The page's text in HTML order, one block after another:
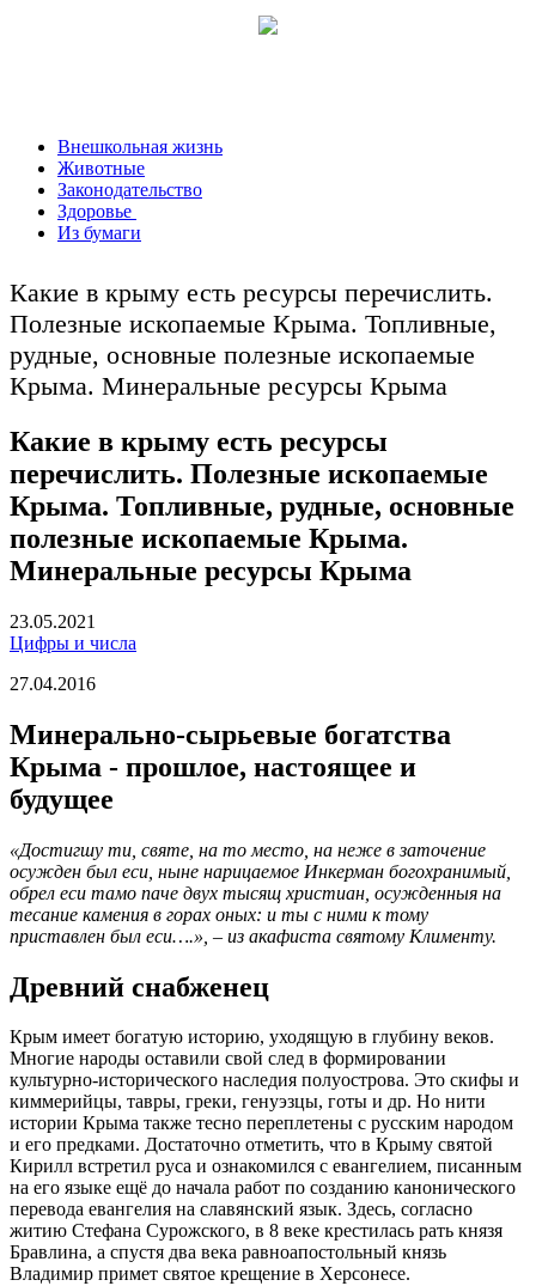
Внешкольная жизнь
Животные
Законодательство
Здоровье
Из бумаги
Какие в крыму есть ресурсы перечислить.
Полезные ископаемые Крыма. Топливные,
рудные, основные полезные ископаемые
Крыма. Минеральные ресурсы Крыма
Какие в крыму есть ресурсы
перечислить. Полезные ископаемые
Крыма. Топливные, рудные, основные
полезные ископаемые Крыма.
Минеральные ресурсы Крыма
23.05.2021
Цифры и числа
27.04.2016
Минерально-сырьевые богатства
Крыма - прошлое, настоящее и
будущее
«Достигшу ти, святе, на то место, на неже в заточение
осужден был еси, ныне нарицаемое Инкерман богохранимый,
обрел еси тамо паче двух тысящ христиан, осужденныя на
тесание камения в горах оных: и ты с ними к тому
приставлен был еси….», – из акафиста святому Клименту.
Древний снабженец
Крым имеет богатую историю, уходящую в глубину веков.
Многие народы оставили свой след в формировании
культурно-исторического наследия полуострова. Это скифы и
киммерийцы, тавры, греки, генуэзцы, готы и др. Но нити
истории Крыма также тесно переплетены с русским народом
и его предками. Достаточно отметить, что в Крыму святой
Кирилл встретил руса и ознакомился с евангелием, писанным
на его языке ещё до начала работ по созданию канонического
перевода евангелия на славянский язык. Здесь, согласно
житию Стефана Сурожского, в 8 веке крестилась рать князя
Бравлина, а спустя два века равноапостольный князь
Владимир примет святое крещение в Херсонесе.